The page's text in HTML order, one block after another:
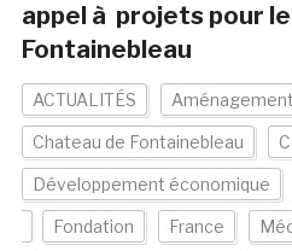
appel à projets pour
Fontainebleau
ACTUALITÉS
Chateau de Fontainebleau
Développement économique
Fondation France